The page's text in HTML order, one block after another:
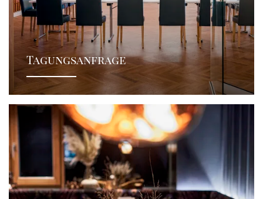
Tagungsanfrage